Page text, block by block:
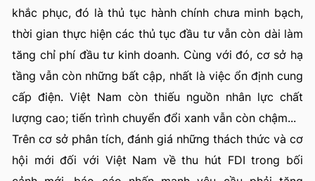
khắc phục, đó là thủ tục hành chính chưa minh bạch,
thời gian thực hiện các thủ tục đầu tư vẫn còn dài làm
tăng chỉ phí đầu tư kinh doanh. Cùng với đó, cơ sở hạ
tầng vẫn còn những bất cập, nhất là việc ổn định cung
cấp điện. Việt Nam còn thiếu nguồn nhân lực chất
lượng cao; tiến trình chuyển đổi xanh vẫn còn chậm...
Trên cơ sở phân tích, đánh giá những thách thức và cơ
hội mới đối với Việt Nam về thu hút FDI trong bối